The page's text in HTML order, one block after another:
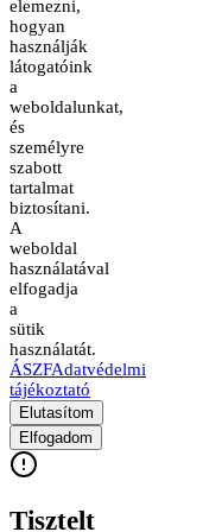
elemezni,
hogyan
használják
látogatóink
a
weboldalunkat,
és
személyre
szabott
tartalmat
biztosítani.
A
weboldal
használatával
elfogadja
a
sütik
használatát.
ÁSZFAdatvédelmi
tájékoztató
Elutasítom
Elfogadom
Tisztelt